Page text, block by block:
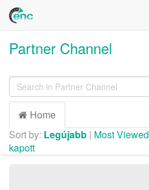
Partner Channel
Home
Sort by: Legújabb | Most Viewed
kapott